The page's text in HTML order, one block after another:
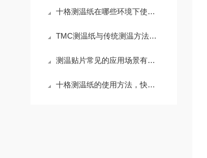
十格测温纸在哪些环境下使用效果好？
TMC测温纸与传统测温方法相比有哪些优势？
测温贴片常见的应用场景有哪些？
十格测温纸的使用方法，快来学习下吧